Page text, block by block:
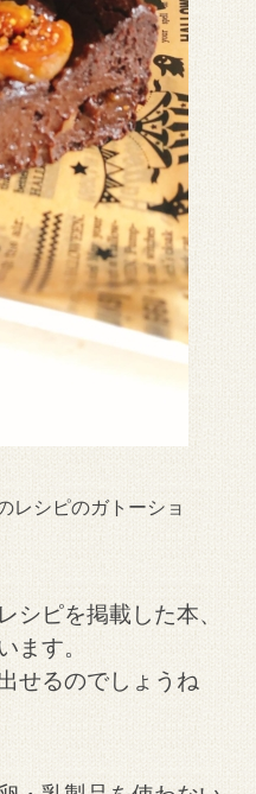
レシピのガトーショ
シピを掲載した本、
ます。
せるのでしょうね